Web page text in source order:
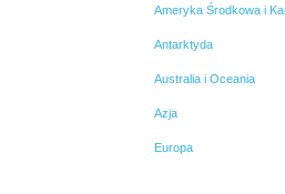
Ameryka Środkowa i
Antarktyda
Australia i Oceania
Azja
Europa